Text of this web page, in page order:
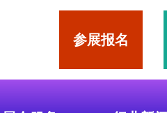
参展报名